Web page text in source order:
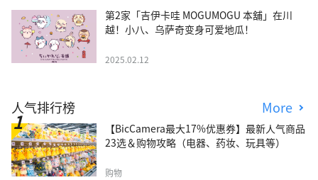
第2家「吉伊卡哇 MOGUMOGU 本舖」在川
越！小八、乌萨奇变身可爱地瓜！
2025.02.12
人气排行榜 More
【BicCamera最大17%优惠券】最新人气商品
23选＆购物攻略（电器、药妆、玩具等）
购物